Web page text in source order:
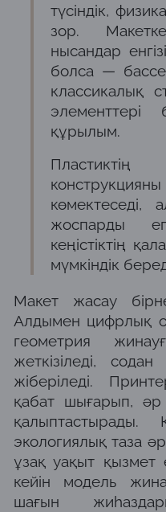
түсіндік,
зор. Макетке
нысандар
болса —
классикалық
элементтері
құрылым.
көмектеседі,
жоспарды
кеңістіктің
мүмкіндік
Макет жасау
Алдымен цифрлық
геометрия
жеткізіледі,
жіберіледі.
қабат шығарып,
қалыптастырады.
экологиялық таза
ұзақ уақыт қызмет
кейін модель
шағын